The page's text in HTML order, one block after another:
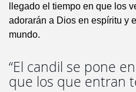
llegado el tiempo en que los
adorarán a Dios en espíritu y
mundo.
“El candil se pone
que los que entran